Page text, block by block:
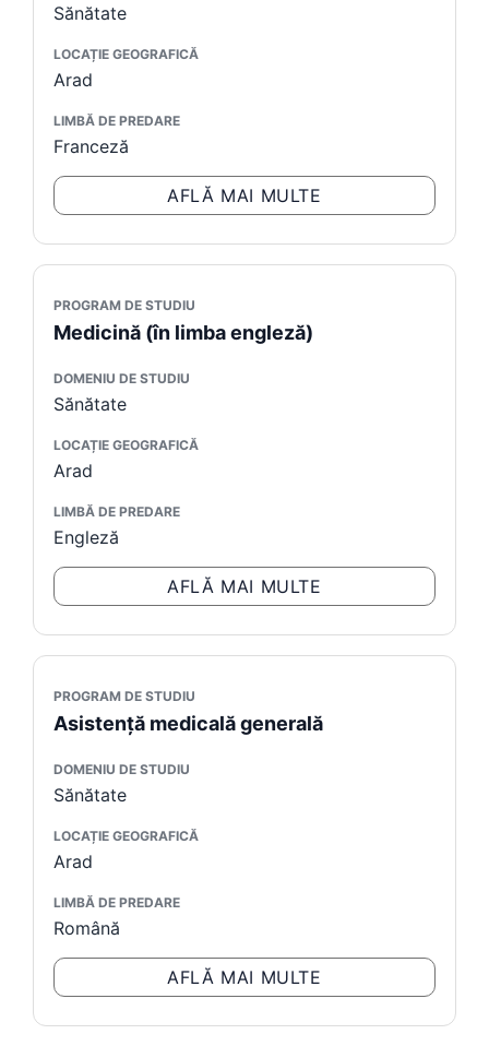
Sănătate
LOCAȚIE GEOGRAFICĂ
Arad
LIMBĂ DE PREDARE
Franceză
AFLĂ MAI MULTE
PROGRAM DE STUDIU
Medicină (în limba engleză)
DOMENIU DE STUDIU
Sănătate
LOCAȚIE GEOGRAFICĂ
Arad
LIMBĂ DE PREDARE
Engleză
AFLĂ MAI MULTE
PROGRAM DE STUDIU
Asistență medicală generală
DOMENIU DE STUDIU
Sănătate
LOCAȚIE GEOGRAFICĂ
Arad
LIMBĂ DE PREDARE
Română
AFLĂ MAI MULTE